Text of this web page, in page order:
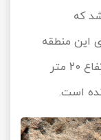
که
این منطقه
است. کتیبه بر روی یک صخره صاف با ارتفاع 20 متر
است.